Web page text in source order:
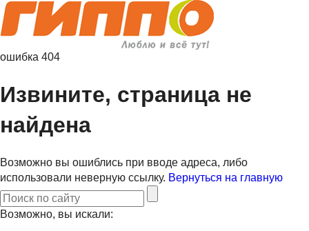
ошибка 404
Извините, страница не
найдена
Возможно вы ошиблись при вводе адреса, либо
использовали неверную ссылку. Вернуться на главную
Возможно, вы искали: